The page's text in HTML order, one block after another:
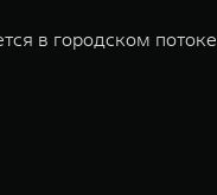
в городском